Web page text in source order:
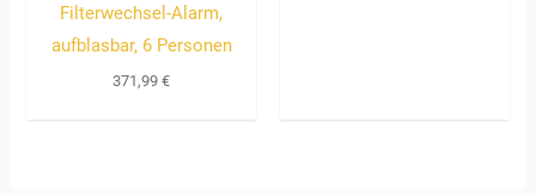
Filterwechsel-Alarm,
aufblasbar, 6 Personen
371,99€